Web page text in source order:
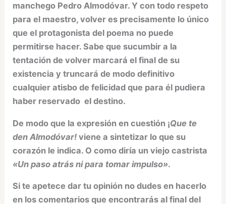
manchego Pedro Almodóvar. Y con todo respeto
para el maestro, volver es precisamente lo único
que el protagonista del poema no puede
permitirse hacer. Sabe que sucumbir a la
tentación de volver marcará el final de su
existencia y truncará de modo definitivo
cualquier atisbo de felicidad que para él pudiera
haber reservado el destino.
De modo que la expresión en cuestión ¡Que te
den Almodóvar! viene a sintetizar lo que su
corazón le indica. O como diría un viejo castrista
«Un paso atrás ni para tomar impulso».
Si te apetece dar tu opinión no dudes en hacerlo
en los comentarios que encontrarás al final del